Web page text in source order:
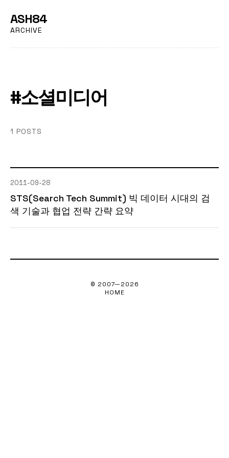
ASH84
ARCHIVE
#소셜미디어
1 POSTS
2011-09-28
STS(Search Tech Summit) 빅 데이터 시대의 검
색 기술과 협업 전략 간략 요약
© 2007—2026
HOME